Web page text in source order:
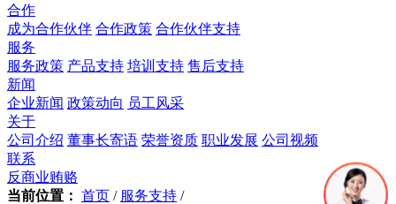
合作
成为合作伙伴 合作政策 合作伙伴支持
服务
服务政策 产品支持 培训支持 售后支持
新闻
企业新闻 政策动向 员工风采
关于
公司介绍 董事长寄语 荣誉资质 职业发展 公司视频
联系
反商业贿赂
当前位置： 首页 / 服务支持 /